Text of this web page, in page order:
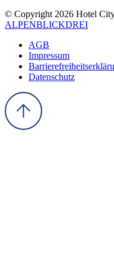
© Copyright 2026 Hotel
ALPENBLICKDREI
AGB
Impressum
Datenschutz